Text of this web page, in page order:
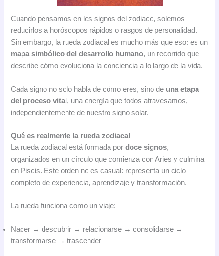
Cuando pensamos en los signos del zodiaco, solemos
reducirlos a horóscopos rápidos o rasgos de personalidad.
Sin embargo, la rueda zodiacal es mucho más que eso: es un
mapa simbólico del desarrollo humano, un recorrido que
describe cómo evoluciona la conciencia a lo largo de la vida.
Cada signo no solo habla de cómo eres, sino de una etapa
del proceso vital , una energía que todos atravesamos,
independientemente de nuestro signo solar.
Qué es realmente la rueda zodiacal
La rueda zodiacal está formada pordoce signos,
organizados en un círculo que comienza con Aries y culmina
en Piscis. Este orden no es casual: representa un ciclo
completo de experiencia, aprendizaje y transformación.
La rueda funciona como un viaje:
Nacer → descubrir → relacionarse → consolidarse →
transformarse → trascender